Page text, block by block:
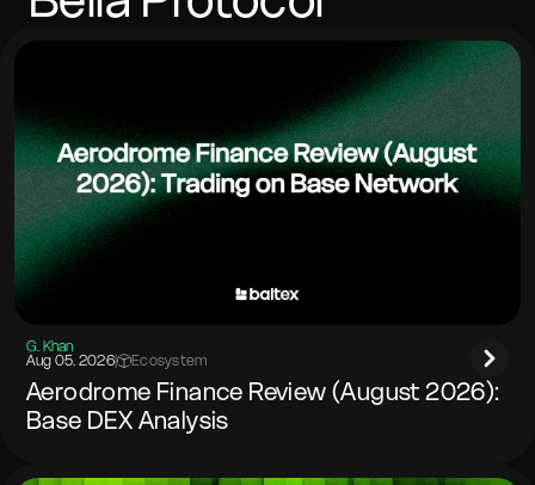
wenn das Zielnetzwerk dies verlangt.
G. Khan
Aug 05. 2026| Ecosystem
Aerodrome Finance Review (August 2026):
Base DEX Analysis